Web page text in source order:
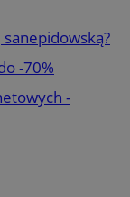
-70%
-